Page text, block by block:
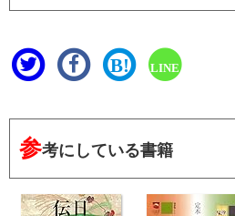
B! LINE
参考にしている書籍